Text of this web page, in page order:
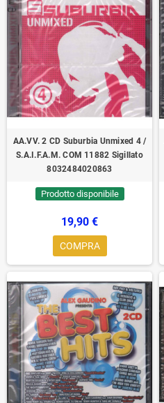
AA.VV. 2 CD Suburbia Unmixed 4 /
S.A.I.F.A.M. COM 11882 Sigillato
8032484020863
Prodotto disponibile
19,90 €
COMPRA